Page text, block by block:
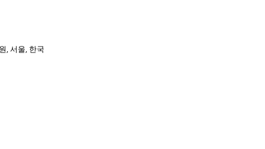
서울, 한국